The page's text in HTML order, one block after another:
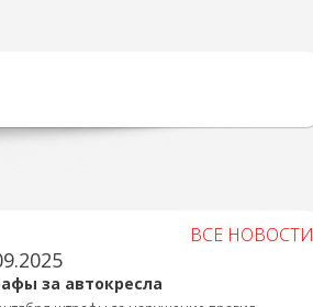
ВСЕ НОВОСТИ
за автокресла